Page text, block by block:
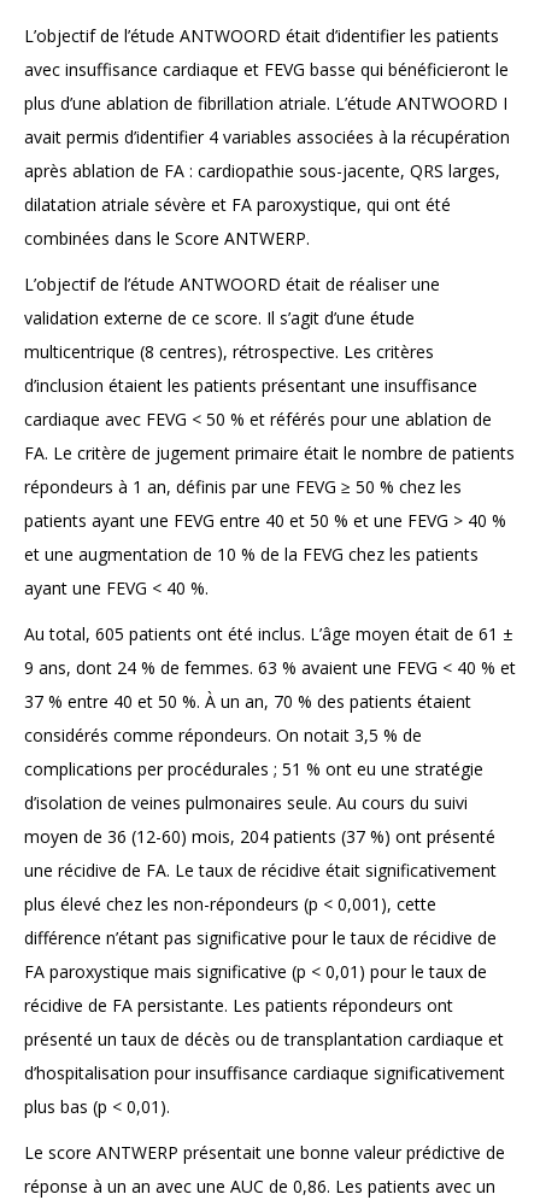
L’objectif de l’étude ANTWOORD était d’identifier les patients
avec insuffisance cardiaque et FEVG basse qui bénéficieront le
plus d’une ablation de fibrillation atriale. L’étude ANTWOORD I
avait permis d’identifier 4 variables associées à la récupération
après ablation de FA : cardiopathie sous-jacente, QRS larges,
dilatation atriale sévère et FA paroxystique, qui ont été
combinées dans le Score ANTWERP.
L’objectif de l’étude ANTWOORD était de réaliser une
validation externe de ce score. Il s’agit d’une étude
multicentrique (8 centres), rétrospective. Les critères
d’inclusion étaient les patients présentant une insuffisance
cardiaque avec FEVG < 50 % et référés pour une ablation de
FA. Le critère de jugement primaire était le nombre de patients
répondeurs à 1 an, définis par une FEVG ≥ 50 % chez les
patients ayant une FEVG entre 40 et 50 % et une FEVG > 40 %
et une augmentation de 10 % de la FEVG chez les patients
ayant une FEVG < 40 %.
Au total, 605 patients ont été inclus. L’âge moyen était de 61 ±
9 ans, dont 24 % de femmes. 63 % avaient une FEVG < 40 % et
37 % entre 40 et 50 %. À un an, 70 % des patients étaient
considérés comme répondeurs. On notait 3,5 % de
complications per procédurales ; 51 % ont eu une stratégie
d’isolation de veines pulmonaires seule. Au cours du suivi
moyen de 36 (12-60) mois, 204 patients (37 %) ont présenté
une récidive de FA. Le taux de récidive était significativement
plus élevé chez les non-répondeurs (p < 0,001), cette
différence n’étant pas significative pour le taux de récidive de
FA paroxystique mais significative (p < 0,01) pour le taux de
récidive de FA persistante. Les patients répondeurs ont
présenté un taux de décès ou de transplantation cardiaque et
d’hospitalisation pour insuffisance cardiaque significativement
plus bas (p < 0,01).
Le score ANTWERP présentait une bonne valeur prédictive de
réponse à un an avec une AUC de 0,86. Les patients avec un